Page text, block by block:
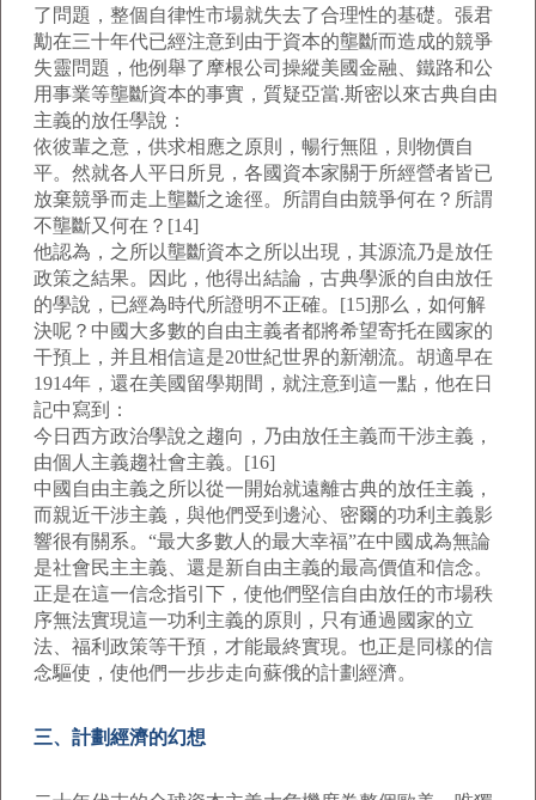
了問題，整個自律性市場就失去了合理性的基礎。張君
勱在三十年代已經注意到由于資本的壟斷而造成的競爭
失靈問題，他例舉了摩根公司操縱美國金融、鐵路和公
用事業等壟斷資本的事實，質疑亞當.斯密以來古典自由
主義的放任學說：
依彼輩之意，供求相應之原則，暢行無阻，則物價自
平。然就各人平日所見，各國資本家關于所經營者皆已
放棄競爭而走上壟斷之途徑。所謂自由競爭何在？所謂
不壟斷又何在？[14]
他認為，之所以壟斷資本之所以出現，其源流乃是放任
政策之結果。因此，他得出結論，古典學派的自由放任
的學說，已經為時代所證明不正確。[15]那么，如何解
決呢？中國大多數的自由主義者都將希望寄托在國家的
干預上，并且相信這是20世紀世界的新潮流。胡適早在
1914年，還在美國留學期間，就注意到這一點，他在日
記中寫到：
今日西方政治學說之趨向，乃由放任主義而干涉主義，
由個人主義趨社會主義。[16]
中國自由主義之所以從一開始就遠離古典的放任主義，
而親近干涉主義，與他們受到邊沁、密爾的功利主義影
響很有關系。“最大多數人的最大幸福”在中國成為無論
是社會民主主義、還是新自由主義的最高價值和信念。
正是在這一信念指引下，使他們堅信自由放任的市場秩
序無法實現這一功利主義的原則，只有通過國家的立
法、福利政策等干預，才能最終實現。也正是同樣的信
念驅使，使他們一步步走向蘇俄的計劃經濟。
三、計劃經濟的幻想